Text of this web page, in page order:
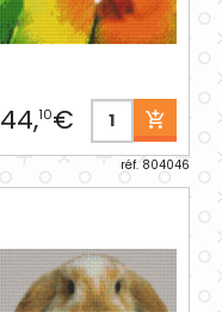
44,10€
réf. 804046